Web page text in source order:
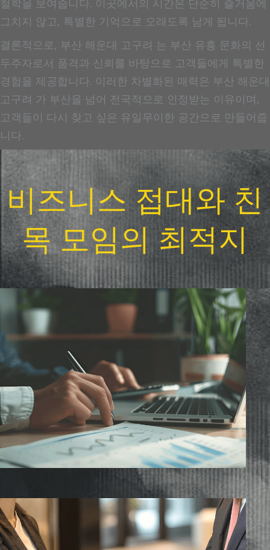
그치지 않고, 특별한 기억으로 오래도록 남게 됩니다.
결론적으로, 부산 해운대 고구려 는 부산 유흥 문화의 선
두주자로서 품격과 신뢰를 바탕으로 고객들에게 특별한
경험을 제공합니다. 이러한 차별화된 매력은 부산 해운대
고구려 가 부산을 넘어 전국적으로 인정받는 이유이며,
고객들이 다시 찾고 싶은 유일무이한 공간으로 만들어줍
니다.
비즈니스 접대와 친
목 모임의 최적지